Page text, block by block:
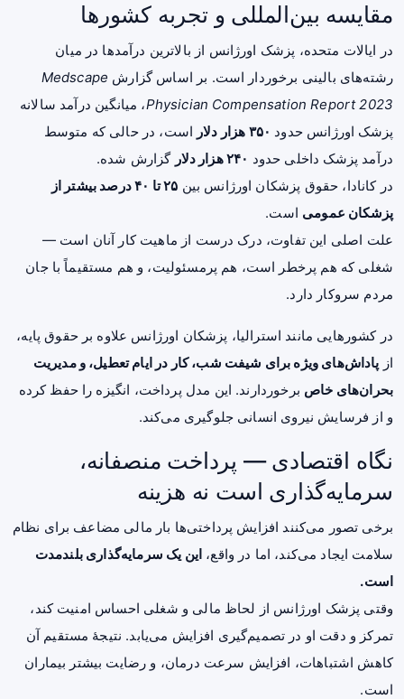
مقایسه بین‌المللی و تجربه کشورها
در ایالات متحده، پزشک اورژانس از بالاترین درآمدها در میان
رشته‌های بالینی برخوردار است. بر اساس گزارش Medscape
Physician Compensation Report 2023، میانگین درآمد سالانه
پزشک اورژانس حدود ۳۵۰ هزار دلار
است، در حالی که متوسط
درآمد پزشک داخلی حدود ۲۴۰ هزار دلار
گزارش شده.
در کانادا، حقوق پزشکان اورژانس بین
۲۵ تا ۴۰ درصد بیشتر از
پزشکان عمومی است.
علت اصلی این تفاوت، درک درست از ماهیت کار آنان است —
شغلی که هم پرخطر است، هم پرمسئولیت، و هم مستقیماً با جان
مردم سروکار دارد.
در کشورهایی مانند استرالیا، پزشکان اورژانس علاوه بر حقوق پایه،
از پاداش‌های ویژه برای شیفت شب، کار در ایام تعطیل، و مدیریت
بحران‌های خاص برخوردارند. این مدل پرداخت، انگیزه را حفظ کرده
و از فرسایش نیروی انسانی جلوگیری می‌کند.
نگاه اقتصادی — پرداخت منصفانه،
سرمایه‌گذاری است نه هزینه
برخی تصور می‌کنند افزایش پرداختی‌ها بار مالی مضاعف برای نظام
سلامت ایجاد می‌کند، اما در واقع، این یک سرمایه‌گذاری بلندمدت
است.
وقتی پزشک اورژانس از لحاظ مالی و شغلی احساس امنیت کند،
تمرکز و دقت او در تصمیم‌گیری افزایش می‌یابد. نتیجهٔ مستقیم آن
کاهش اشتباهات، افزایش سرعت درمان، و رضایت بیشتر بیماران
است.